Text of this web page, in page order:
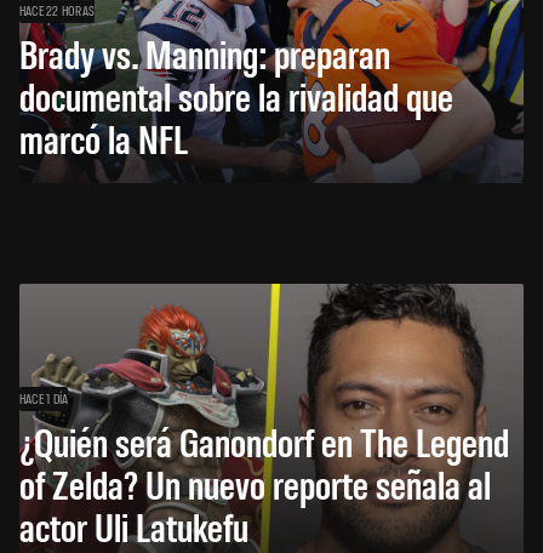
HACE 22 HORAS
Brady vs. Manning: preparan
documental sobre la rivalidad que
marcó la NFL
HACE 1 DÍA
¿Quién será Ganondorf en The Legend
of Zelda? Un nuevo reporte señala al
actor Uli Latukefu